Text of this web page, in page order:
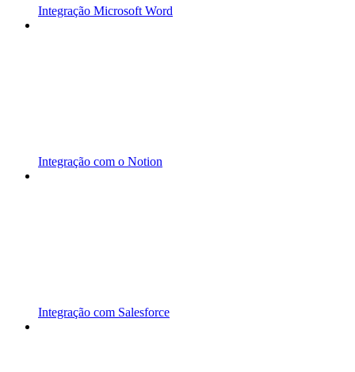
Integração Microsoft Word
Integração com o Notion
Integração com Salesforce